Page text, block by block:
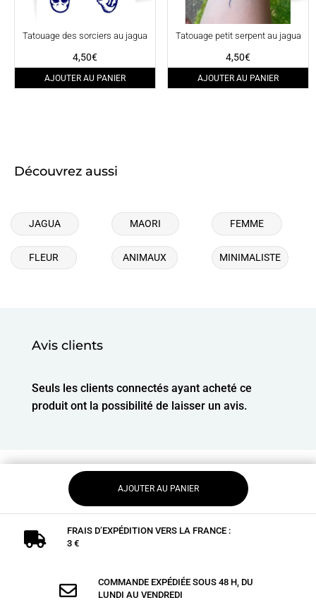
Tatouage des sorciers au jagua
4,50€
AJOUTER AU PANIER
Tatouage petit serpent au jagua
4,50€
AJOUTER AU PANIER
Découvrez aussi
JAGUA MAORI FEMME
FLEUR ANIMAUX MINIMALISTE
Avis clients
Seuls les clients connectés ayant acheté ce
produit ont la possibilité de laisser un avis.
AJOUTER AU PANIER

FRAIS D’EXPÉDITION VERS LA FRANCE :
3 €

COMMANDE EXPÉDIÉE SOUS 48 H, DU
LUNDI AU VENDREDI